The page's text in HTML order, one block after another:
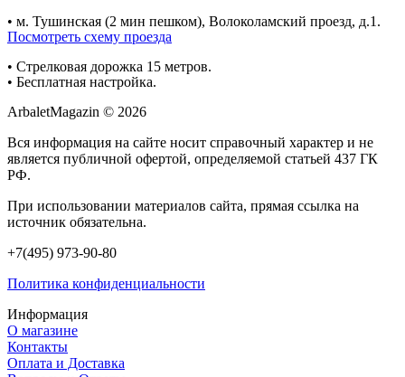
• м. Тушинская (2 мин пешком), Волоколамский проезд, д.1.
Посмотреть схему проезда
• Cтрелковая дорожка 15 метров.
• Бесплатная настройка.
ArbaletMagazin © 2026
Вся информация на сайте носит справочный характер и не
является публичной офертой, определяемой статьей 437 ГК
РФ.
При использовании материалов сайта, прямая ссылка на
источник обязательна.
+7(495) 973-90-80
Политика конфиденциальности
Информация
О магазине
Контакты
Оплата и Доставка